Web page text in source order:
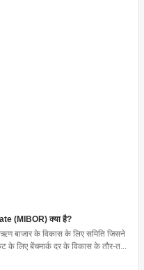
(MIBOR) क्या है?
बाजार के विकास के लिए समिति जिसने
के लिए बेंचमार्क दर के विकास के तौर-त...